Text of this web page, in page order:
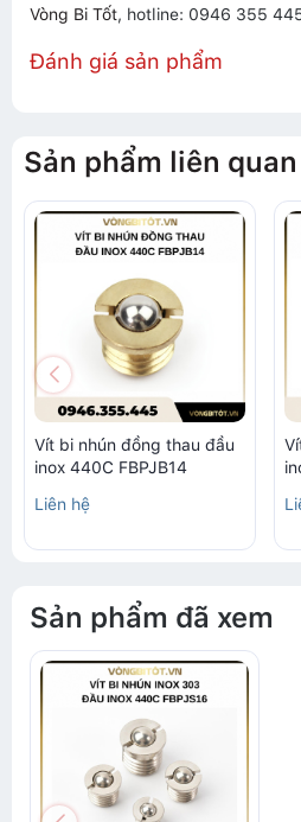
Vòng Bi Tốt, hotline: 0946 355
Đánh giá sản phẩm
Sản phẩm liên quan
Vít bi nhún đồng thau đầu
inox 440C FBPJB14
Liên hệ
Sản phẩm đã xem